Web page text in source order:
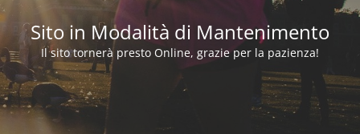
Sito in Modalità di Mantenimento
Il sito tornerà presto Online, grazie per la pazienza!